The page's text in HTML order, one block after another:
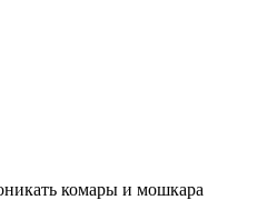
комары и мошкара